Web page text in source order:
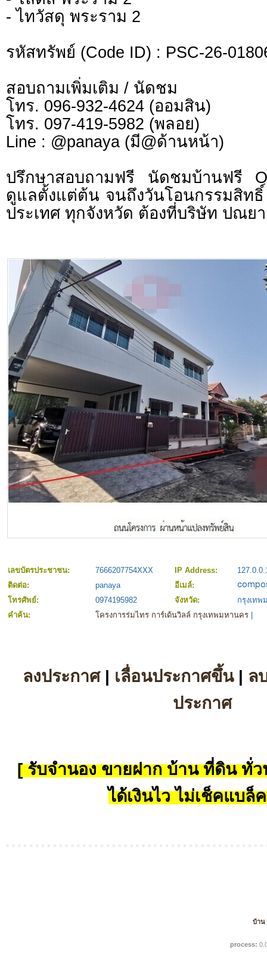
- ไทวัสดุ พระราม 2
รหัสทรัพย์ (Code ID) : PSC-26-
สอบถามเพิ่มเติม / นัดชม
โทร. 096-932-4624 (ออมสิน)
โทร. 097-419-5982 (พลอย)
Line : @panaya (มี@ด้านหน้า)
ปรึกษาสอบถามฟรี นัดชมบ้านฟรี
ดูแลตั้งแต่ต้น จนถึงวันโอนกรรมสิท
ประเทศ ทุกจังหวัด ต้องที่บริษัท ปณย
เลขบัตรประชาชน: 7666207754XXX IP Address:
ติดต่อ:
panaya
อีเมล์:
โทรศัพย์:
0974195982 จังหวัด:
กรุงเท
คำค้น:
โครงการร่มไทร การ์เด้นวิลล์ กรุงเทพมหานคร
ลงประกาศ| เลื่อนประกาศขึ้น| ล
ประกาศ
[ รับจำนอง ขายฝาก บ้าน ที่ดิน ทั่ว
ได้เงินไว ไม่เช็คแบล็
บ้าน
process: